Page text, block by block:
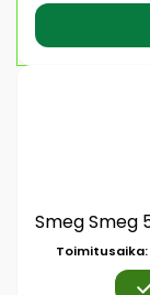
Toimitusaika: